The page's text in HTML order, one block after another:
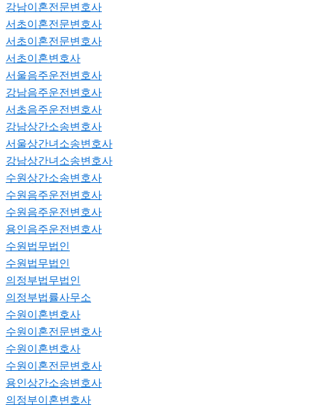
강남이혼전문변호사
서초이혼전문변호사
서초이혼전문변호사
서초이혼변호사
서울음주운전변호사
강남음주운전변호사
서초음주운전변호사
강남상간소송변호사
서울상간녀소송변호사
강남상간녀소송변호사
수원상간소송변호사
수원음주운전변호사
수원음주운전변호사
용인음주운전변호사
수원법무법인
수원법무법인
의정부법무법인
의정부법률사무소
수원이혼변호사
수원이혼전문변호사
수원이혼변호사
수원이혼전문변호사
용인상간소송변호사
의정부이혼변호사